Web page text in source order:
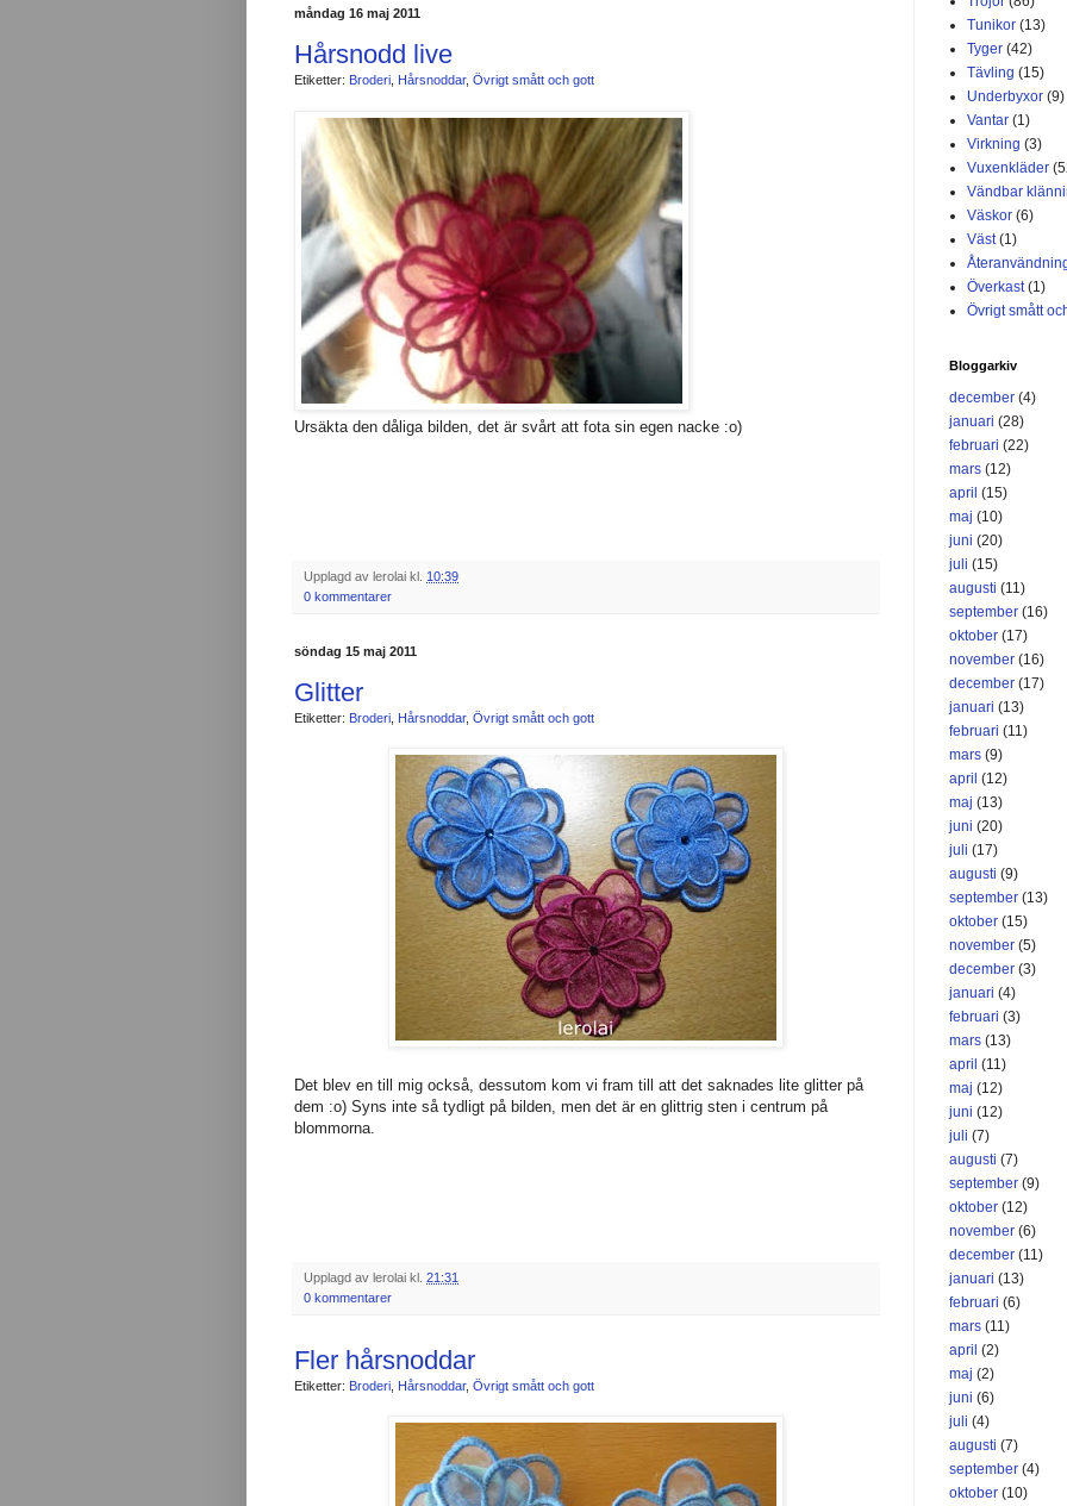
måndag 16 maj 2011
Hårsnodd live
Etiketter: Broderi Hårsnoddar, Övrigt smått och gott
Ursäkta den dåliga bilden, det är svårt att fota sin egen nacke :o)
Upplagd av lerolai kl. 10:39
0 kommentarer
söndag 15 maj 2011
Glitter
Etiketter: Broderi Hårsnoddar, Övrigt smått och gott
Det blev en till mig också, dessutom kom vi fram till att det saknades lite glitter på
dem :o) Syns inte så tydligt på bilden, men det är en glittrig sten i centrum på
blommorna.
Upplagd av lerolai kl. 21:31
0 kommentarer
Fler hårsnoddar
Etiketter: Broderi Hårsnoddar, Övrigt smått och gott
Tunikor (13)
Tyger (42)
Tävling (15)
Underbyxor (9)
Vantar (1)
Virkning (3)
Vuxenkläder
Vändbar
Väskor (6)
Väst (1)
Överkast (1)
Övrigt smått
Bloggarkiv
december (4)
januari (28)
februari (22)
mars (12)
april (15)
maj (10)
juni (20)
juli (15)
augusti (11)
september (16)
oktober (17)
november (16)
december (17)
januari (13)
februari (11)
mars (9)
april (12)
maj (13)
juni (20)
juli (17)
augusti (9)
september (13)
oktober (15)
november (5)
december (3)
januari (4)
februari (3)
mars (13)
april (11)
maj (12)
juni (12)
juli (7)
augusti (7)
september (9)
oktober (12)
november (6)
december (11)
januari (13)
februari (6)
mars (11)
april (2)
maj (2)
juni (6)
juli (4)
augusti (7)
september (4)
oktober (10)